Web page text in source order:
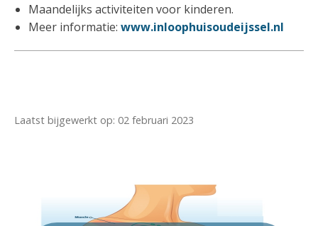
Maandelijks activiteiten voor kinderen.
Meer informatie: www.inloophuisoudeijssel.nl
Laatst bijgewerkt op: 02 februari 2023